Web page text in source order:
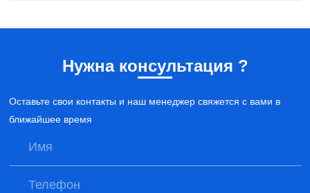
Нужна консультация ?
Оставьте свои контакты и наш менеджер свяжется с вами в
ближайшее время